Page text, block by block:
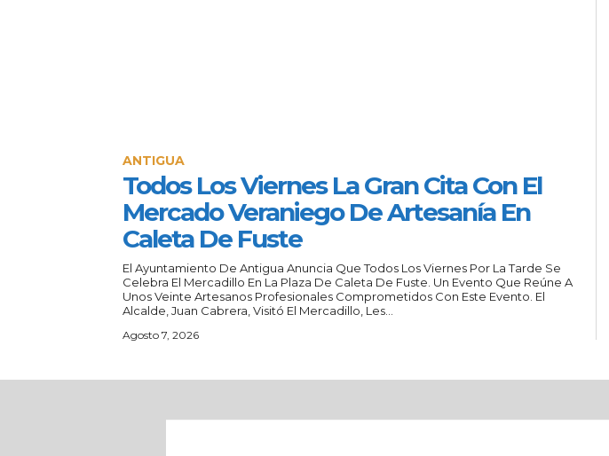
ANTIGUA
Todos Los Viernes La Gran Cita Con El
Mercado Veraniego De Artesanía En
Caleta De Fuste
El Ayuntamiento De Antigua Anuncia Que Todos Los Viernes Por La Tarde Se
Celebra El Mercadillo En La Plaza De Caleta De Fuste. Un Evento Que Reúne A
Unos Veinte Artesanos Profesionales Comprometidos Con Este Evento. El
Alcalde, Juan Cabrera, Visitó El Mercadillo, Les...
Agosto 7, 2026